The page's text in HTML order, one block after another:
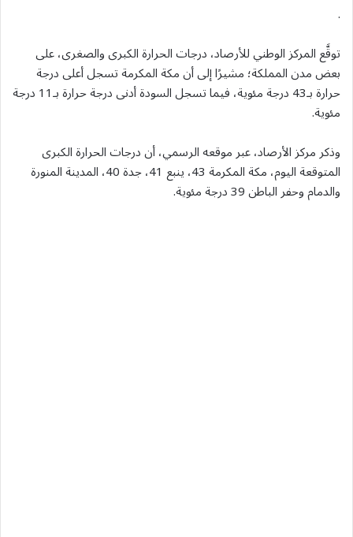
.
توقَّع المركز الوطني للأرصاد، درجات الحرارة الكبرى والصغرى، على
بعض مدن المملكة؛ مشيرًا إلى أن مكة المكرمة تسجل أعلى درجة
حرارة بـ43 درجة مئوية، فيما تسجل السودة أدنى درجة حرارة بـ11 درجة
مئوية.
وذكر مركز الأرصاد، عبر موقعه الرسمي، أن درجات الحرارة الكبرى
المتوقعة اليوم، مكة المكرمة 43، ينبع 41، جدة 40، المدينة المنورة
والدمام وحفر الباطن 39 درجة مئوية.